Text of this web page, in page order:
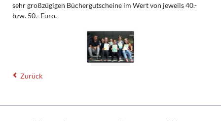
sehr großzügigen Büchergutscheine im Wert von jeweils 40.-
bzw. 50.- Euro.
Zurück